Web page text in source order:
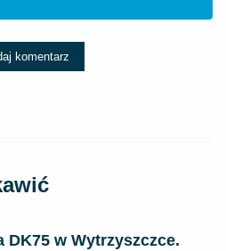
komentarz
DK75 w Wytrzyszczce.